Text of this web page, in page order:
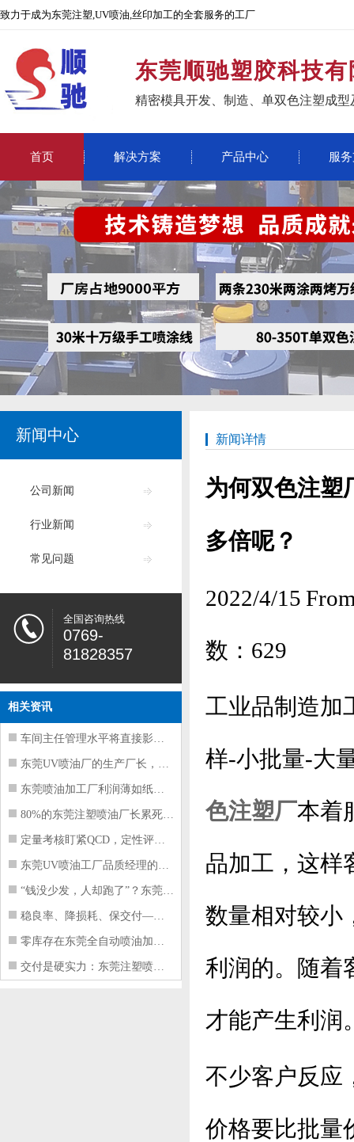
致力于成为东莞注塑,UV喷油,丝印加工的全套服务的工厂
东莞顺驰塑胶科技
精密模具开发、制造、单双色注塑成
首页 解决方案 产品中心 服
新闻中心
公司新闻
行业新闻
常见问题
全国咨询热线
0769-
81828357
相关资讯
车间主任管理水平将直接影响东莞注塑件
东莞UV喷油厂的生产厂长，到底在给工
东莞喷油加工厂利润薄如纸？这四项基本
80%的东莞注塑喷油厂长累死累活，利
定量考核盯紧QCD，定性评价看好配合
东莞UV喷油工厂品质经理的四项核心管
“钱没少发，人却跑了”？东莞注塑喷油
稳良率、降损耗、保交付——东莞这家U
零库存在东莞全自动喷油加工厂不可行的
交付是硬实力：东莞注塑喷油厂如何用齐
新闻详情
为何双色注塑
多倍呢？
2022/4/15
数： 629
工业品制造加
样-小批量-大
色注塑厂本着
品加工，这样
数量相对较小
利润的。随着
才能产生利润
不少客户反应
价格要比批量